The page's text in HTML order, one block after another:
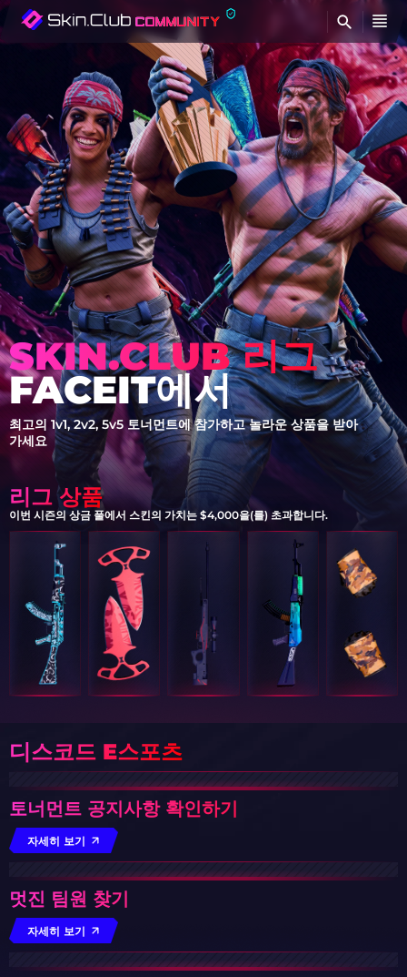
SKIN.CLUB 리그
FACEIT에서
최고의 1v1, 2v2, 5v5 토너먼트에 참가하고 놀라운 상품을 받아
가세요
리그 상품
이번 시즌의 상금 풀에서 스킨의 가치는 $4,000을(를) 초과합니다.
디스코드 E스포츠
토너먼트 공지사항 확인하기
자세히 보기
멋진 팀원 찾기
자세히 보기